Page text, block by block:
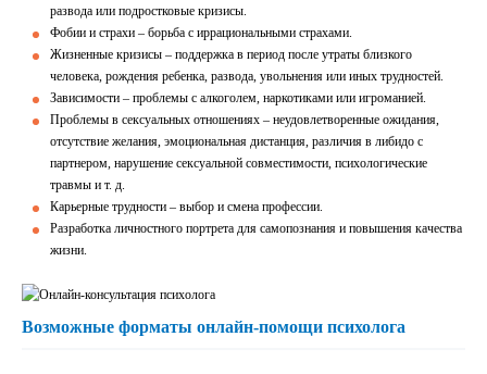
развода или подростковые кризисы.
Фобии и страхи – борьба с иррациональными страхами.
Жизненные кризисы – поддержка в период после утраты близкого
человека, рождения ребенка, развода, увольнения или иных трудностей.
Зависимости – проблемы с алкоголем, наркотиками или игроманией.
Проблемы в сексуальных отношениях – неудовлетворенные ожидания,
отсутствие желания, эмоциональная дистанция, различия в либидо с
партнером, нарушение сексуальной совместимости, психологические
травмы и т. д.
Карьерные трудности – выбор и смена профессии.
Разработка личностного портрета для самопознания и повышения качества
жизни.
Возможные форматы онлайн-помощи психолога